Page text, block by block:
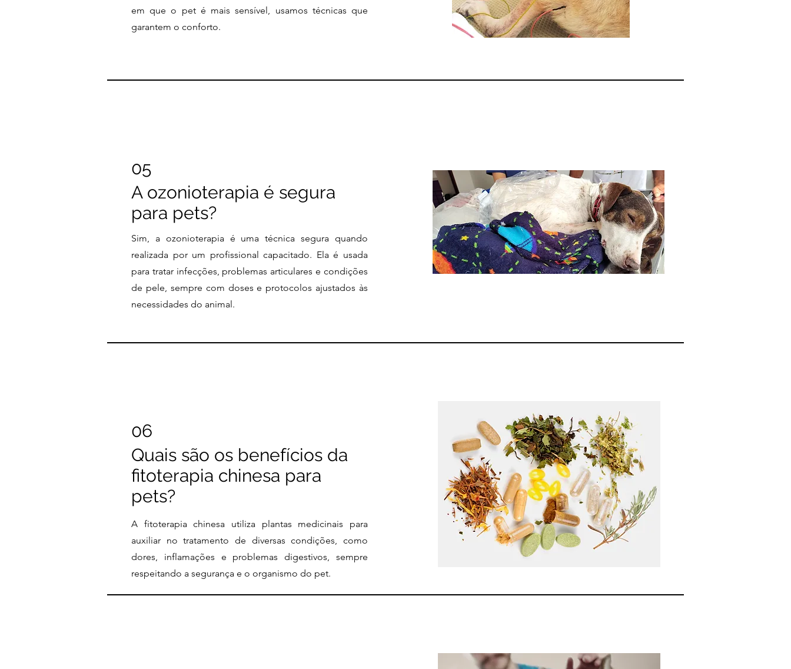
em que o pet é mais sensível, usamos técnicas que
garantem o conforto.
05
A ozonioterapia é segura
para pets?
Sim, a ozonioterapia é uma técnica segura quando
realizada por um profissional capacitado. Ela é usada
para tratar infecções, problemas articulares e condições
de pele, sempre com doses e protocolos ajustados às
necessidades do animal.
06
Quais são os benefícios da
fitoterapia chinesa para
pets?
A fitoterapia chinesa utiliza plantas medicinais para
auxiliar no tratamento de diversas condições, como
dores, inflamações e problemas digestivos, sempre
respeitando a segurança e o organismo do pet.